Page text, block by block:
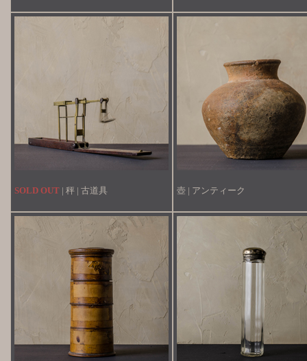
SOLD OUT | 秤 | 古道具 壺 | アンティーク